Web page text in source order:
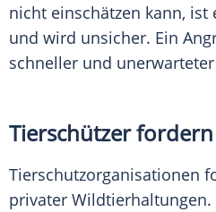
nicht einschätzen kann,
und wird unsicher. Ein
schneller und
Tierschützer
Tierschutzorganisationen
privater Wildtierhaltungen.